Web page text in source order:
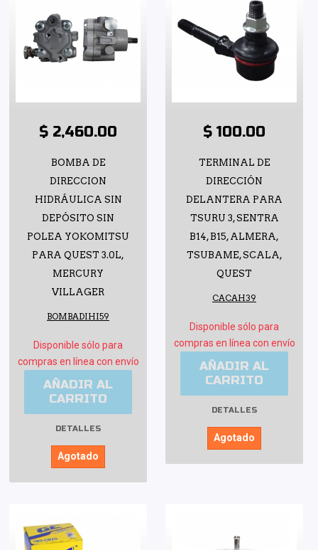
$ 2,460.00
BOMBA DE
DIRECCION
HIDRÁULICA SIN
DEPÓSITO SIN
POLEA YOKOMITSU
PARA QUEST 3.0L,
MERCURY
VILLAGER
BOMBADIHI59
Disponible sólo para
compras en línea con envío
AÑADIR AL
CARRITO
DETALLES
Agotado
$ 100.00
TERMINAL DE
DIRECCIÓN
DELANTERA PARA
TSURU 3, SENTRA
B14, B15, ALMERA,
TSUBAME, SCALA,
QUEST
CACAH39
Disponible sólo para
compras en línea con envío
AÑADIR AL
CARRITO
DETALLES
Agotado